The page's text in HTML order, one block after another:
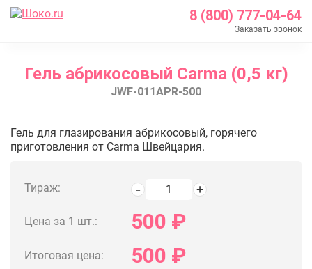
8 (800) 777-04-64
Заказать звонок
Каталог
Кондитерский гель
Гель абрикосовый Carma (0,5 кг)
JWF-011APR-500
Гель абрикосовый Carma (0,5
Гель для глазирования абрикосовый, горячего
приготовления от Carma Швейцария.
Тираж:
Цена за 1 шт.: 500 ₽
Итоговая цена: 500 ₽